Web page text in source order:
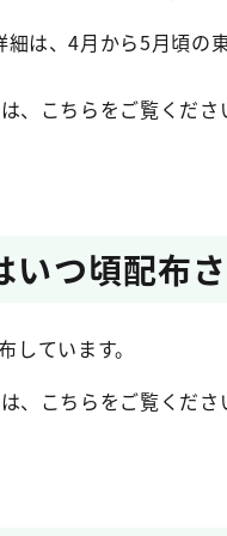
は、4月から5月頃の
、こちらをご覧くだ
いつ頃配布
ています。
、こちらをご覧くだ